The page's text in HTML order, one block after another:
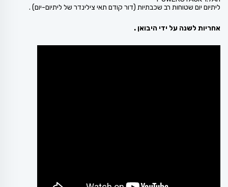
ליתיום יום שטוחות רב שכבתיות (דור קודם תאי צילינדר של ליתיום-יום) .
אחריות לשנה על ידי היבואן .